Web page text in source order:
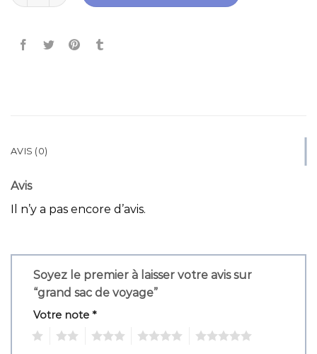
AVIS (0)
Avis
Il n’y a pas encore d’avis.
Soyez le premier à laisser votre avis sur
“grand sac de voyage”
Votre note *